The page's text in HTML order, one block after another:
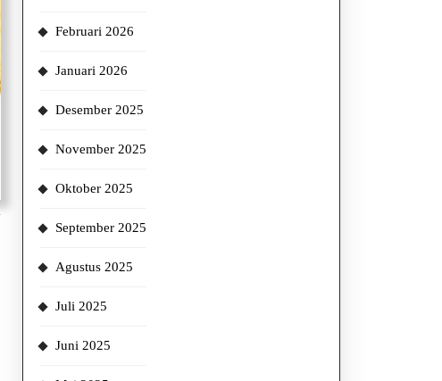
Februari 2026
Januari 2026
Desember 2025
November 2025
Oktober 2025
September 2025
Agustus 2025
Juli 2025
Juni 2025